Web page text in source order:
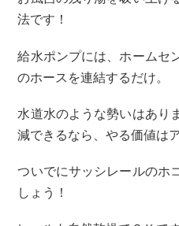
法です！
給水ポンプには、ホームセ
のホースを連結するだけ。
水道水のような勢いはあり
減できるなら、やる価値は
ついでにサッシレールのホ
しょう！